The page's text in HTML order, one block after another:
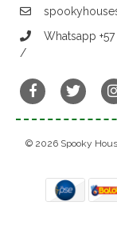
Whatsapp
/
© 2026 Spooky